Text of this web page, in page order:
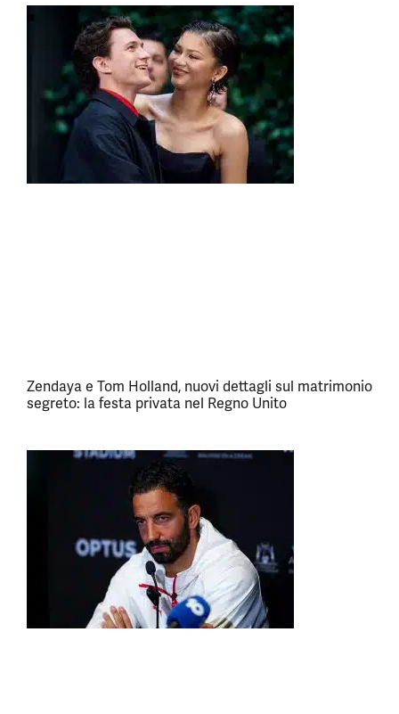
Zendaya e Tom Holland, nuovi dettagli sul matrimonio
segreto: la festa privata nel Regno Unito